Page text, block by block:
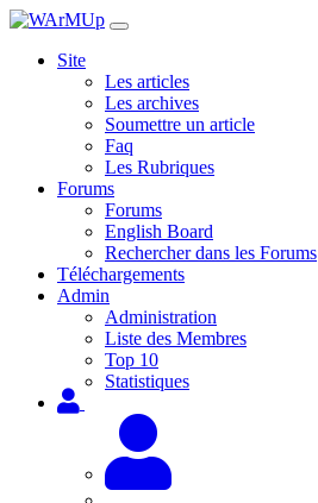
Site
Les articles
Les archives
Soumettre un article
Faq
Les Rubriques
Forums
Forums
English Board
Rechercher dans les Forums
Téléchargements
Admin
Administration
Liste des Membres
Top 10
Statistiques